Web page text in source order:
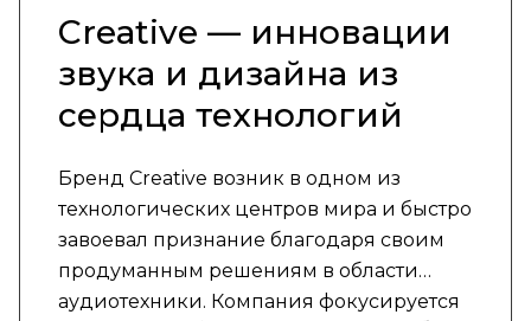
Creative — инновации
звука и дизайна из
сердца технологий
Бренд Creative возник в одном из
технологических центров мира и быстро
завоевал признание благодаря своим
продуманным решениям в области
аудиотехники. Компания фокусируется